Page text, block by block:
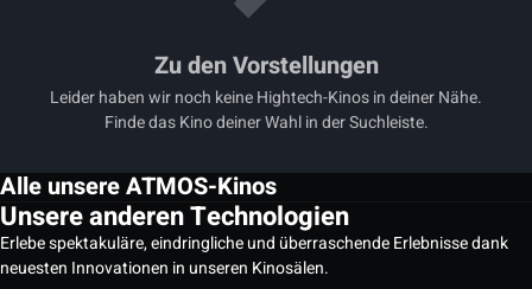
Zu den Vorstellungen
Leider haben wir noch keine Hightech-Kinos in deiner Nähe.
Finde das Kino deiner Wahl in der Suchleiste.
Alle unsere ATMOS-Kinos
Unsere anderen Technologien
Erlebe spektakuläre, eindringliche und überraschende Erlebnisse dank
neuesten Innovationen in unseren Kinosälen.